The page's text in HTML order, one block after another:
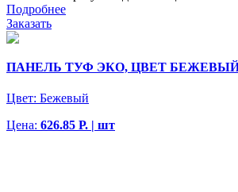
Подробнее
Заказать
ПАНЕЛЬ ТУФ ЭКО, ЦВЕТ
Цвет: Бежевый
Цена: 626.85 Р. | шт